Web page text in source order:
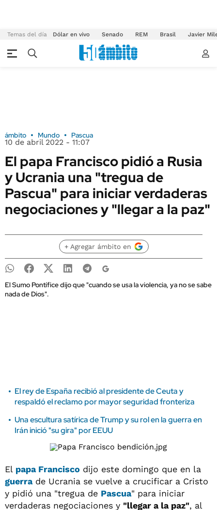
Temas del día Dólar en vivo Senado REM Brasil Javier
ámbito Mundo Pascua
10 de abril 2022 - 11:07
El papa Francisco pidió a Rusia
y Ucrania una "tregua de
Pascua" para iniciar verdaderas
negociaciones y "llegar a la paz"
+ Agregar ámbito en
El Sumo Pontífice dijo que "cuando se usa la violencia, ya no se sabe
nada de Dios".
El rey de España recibió al presidente de Ceuta y
respaldó el reclamo por mayor seguridad fronteriza
Una escultura satírica de Trump y su rol en la guerra en
Irán inició "su gira" por EEUU
El papa Francisco dijo este domingo que en la
guerrade Ucrania se vuelve a crucificar a Cristo
y pidió una "tregua de Pascua" para iniciar
verdaderas negociaciones y "llegar a la paz", al